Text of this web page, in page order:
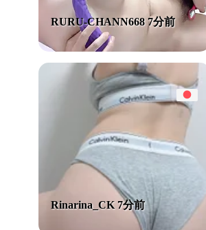
RURU-CHANN668 7分前
Rinarina_CK 7分前